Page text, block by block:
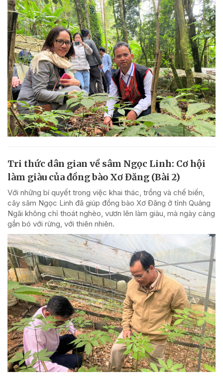
Tri thức dân gian về sâm Ngọc Linh: Cơ hội
làm giàu của đồng bào Xơ Đăng (Bài 2)
Với những bí quyết trong việc khai thác, trồng và chế biến,
cây sâm Ngọc Linh đã giúp đồng bào Xơ Đăng ở tỉnh Quảng
Ngãi không chỉ thoát nghèo, vươn lên làm giàu, mà ngày càng
gắn bó với rừng, với thiên nhiên.